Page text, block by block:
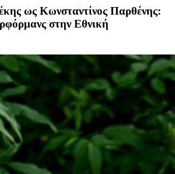
ως Κωνσταντίνος Παρθένης:
στην Εθνική